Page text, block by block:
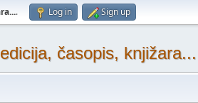
. Log in Sign up
časopis, knjižara...